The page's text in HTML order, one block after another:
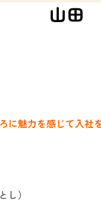
山田
に魅力を感じて入社
）